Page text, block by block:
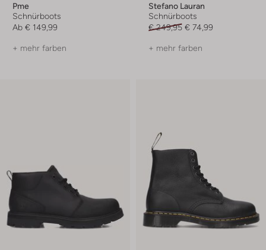
Pme
Schnürboots
Ab € 149,99
+ mehr farben
Stefano Lauran
Schnürboots
€ 249,95 € 74,99
+ mehr farben